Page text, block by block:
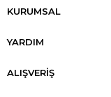
KURUMSAL
YARDIM
ALIŞVERİŞ